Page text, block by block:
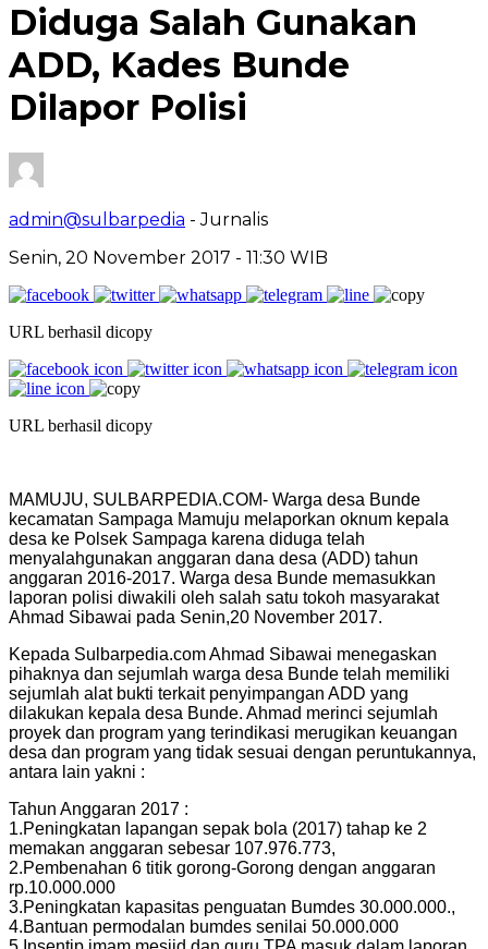
Diduga Salah Gunakan
ADD, Kades Bunde
Dilapor Polisi
admin@sulbarpedia - Jurnalis
Senin, 20 November 2017 - 11:30 WIB
URL berhasil dicopy
URL berhasil dicopy
MAMUJU, SULBARPEDIA.COM- Warga desa Bunde
kecamatan Sampaga Mamuju melaporkan oknum kepala
desa ke Polsek Sampaga karena diduga telah
menyalahgunakan anggaran dana desa (ADD) tahun
anggaran 2016-2017. Warga desa Bunde memasukkan
laporan polisi diwakili oleh salah satu tokoh masyarakat
Ahmad Sibawai pada Senin,20 November 2017.
Kepada Sulbarpedia.com Ahmad Sibawai menegaskan
pihaknya dan sejumlah warga desa Bunde telah memiliki
sejumlah alat bukti terkait penyimpangan ADD yang
dilakukan kepala desa Bunde. Ahmad merinci sejumlah
proyek dan program yang terindikasi merugikan keuangan
desa dan program yang tidak sesuai dengan peruntukannya,
antara lain yakni :
Tahun Anggaran 2017 :
1.Peningkatan lapangan sepak bola (2017) tahap ke 2
memakan anggaran sebesar 107.976.773,
2.Pembenahan 6 titik gorong-Gorong dengan anggaran
rp.10.000.000
3.Peningkatan kapasitas penguatan Bumdes 30.000.000.,
4.Bantuan permodalan bumdes senilai 50.000.000